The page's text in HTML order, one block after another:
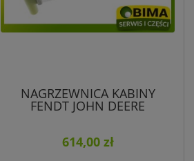
NAGRZEWNICA KABINY
FENDT JOHN DEERE
178810130080
614,00 zł